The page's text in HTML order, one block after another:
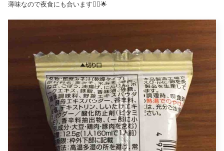
薄味なので夜食にも合います🙆‍♀️🌟